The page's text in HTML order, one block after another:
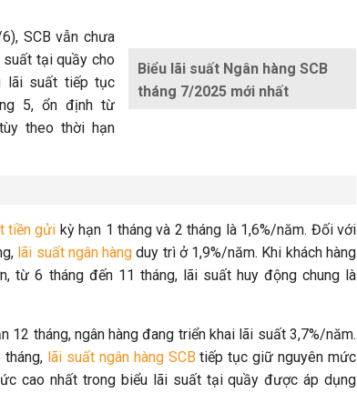
Biểu lãi suất Ngân hàng SCB
tháng 7/2025 mới nhất
SCB vẫn chưa
suất tại quầy cho
lãi suất tiếp tục
5, ổn định từ
theo thời hạn
tiền gửi kỳ hạn 1 tháng và 2 tháng là 1,6%/năm. Đối với
lãi suất ngân hàng duy trì ở 1,9%/năm. Khi khách hàng
từ 6 tháng đến 11 tháng, lãi suất huy động chung là
12 tháng, ngân hàng đang triển khai lãi suất 3,7%/năm.
lãi suất ngân hàng SCB tiếp tục giữ nguyên mức
cao nhất trong biểu lãi suất tại quầy được áp dụng